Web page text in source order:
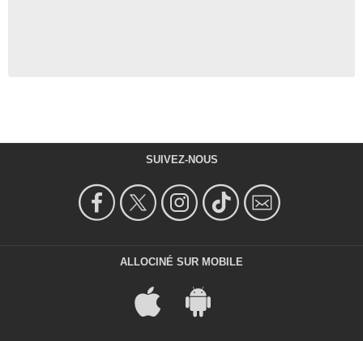
SUIVEZ-NOUS
ALLOCINÉ SUR MOBILE